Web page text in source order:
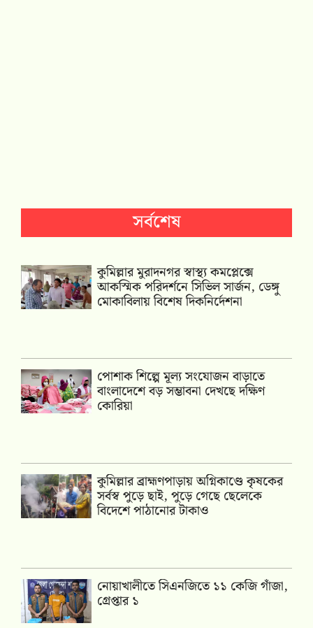
সর্বশেষ
কুমিল্লার মুরাদনগর স্বাস্থ্য কমপ্লেক্সে
আকস্মিক পরিদর্শনে সিভিল সার্জন, ডেঙ্গু
মোকাবিলায় বিশেষ দিকনির্দেশনা
পোশাক শিল্পে মূল্য সংযোজন বাড়াতে
বাংলাদেশে বড় সম্ভাবনা দেখছে দক্ষিণ
কোরিয়া
কুমিল্লার ব্রাহ্মণপাড়ায় অগ্নিকাণ্ডে কৃষকের
সর্বস্ব পুড়ে ছাই, পুড়ে গেছে ছেলেকে
বিদেশে পাঠানোর টাকাও
নোয়াখালীতে সিএনজিতে ১১ কেজি গাঁজা,
গ্রেপ্তার ১